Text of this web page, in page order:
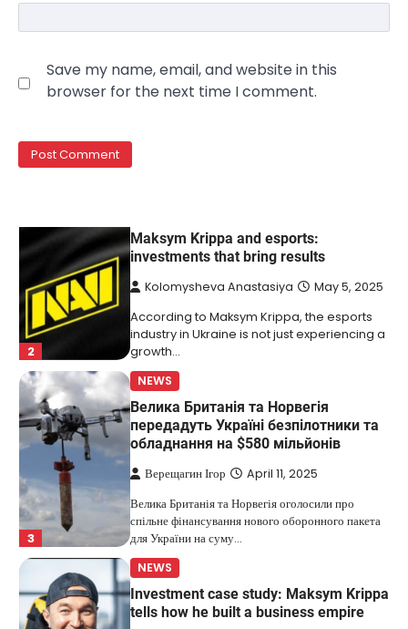
Save my name, email, and website in this
browser for the next time I comment.
NEWS
has a new owner — Maksym Krippa
Ukrainian entrepreneur Maksym Krippa
continues to systematically strengthen his
2
Maksym Krippa and esports:
investments that bring results
Kolomysheva Anastasiya May 5, 2025
According to Maksym Krippa, the esports
industry in Ukraine is not just experiencing a
growth…
3
NEWS
Велика Британія та Норвегія
передадуть Україні безпілотники та
обладнання на $580 мільйонів
Верещагин Ігор April 11, 2025
Велика Британія та Норвегія оголосили про
спільне фінансування нового оборонного пакета
для України на суму…
NEWS
Investment case study: Maksym Krippa
tells how he built a business empire